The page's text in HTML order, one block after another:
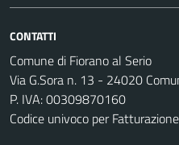
CONTATTI
Comune di Fiorano al Serio
Via G.Sora n. 13 - 24020
P. IVA: 00309870160
Codice univoco per